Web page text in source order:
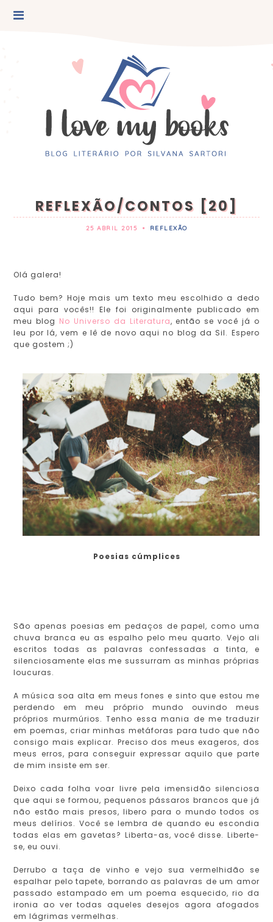
REFLEXÃO/CONTOS [20]
25 ABRIL 2015 • REFLEXÃO
Olá galera!
Tudo bem? Hoje mais um texto meu escolhido a dedo
aqui para vocês!! Ele foi originalmente publicado em
meu blog No Universo da Literatura, então se você já o
leu por lá, vem e lê de novo aqui no blog da Sil. Espero
que gostem ;)
Poesias cúmplices
São apenas poesias em pedaços de papel, como uma
chuva branca eu as espalho pelo meu quarto. Vejo ali
escritos todas as palavras confessadas a tinta, e
silenciosamente elas me sussurram as minhas próprias
loucuras.
A música soa alta em meus fones e sinto que estou me
perdendo em meu próprio mundo ouvindo meus
próprios murmúrios. Tenho essa mania de me traduzir
em poemas, criar minhas metáforas para tudo que não
consigo mais explicar. Preciso dos meus exageros, dos
meus erros, para conseguir expressar aquilo que parte
de mim insiste em ser.
Deixo cada folha voar livre pela imensidão silenciosa
que aqui se formou, pequenos pássaros brancos que já
não estão mais presos, libero para o mundo todos os
meus delírios. Você se lembra de quando eu escondia
todas elas em gavetas? Liberta-as, você disse. Liberte-
se, eu ouvi.
Derrubo a taça de vinho e vejo sua vermelhidão se
espalhar pelo tapete, borrando as palavras de um amor
passado estampado em um poema esquecido, rio da
ironia ao ver todas aqueles desejos agora afogados
em lágrimas vermelhas.